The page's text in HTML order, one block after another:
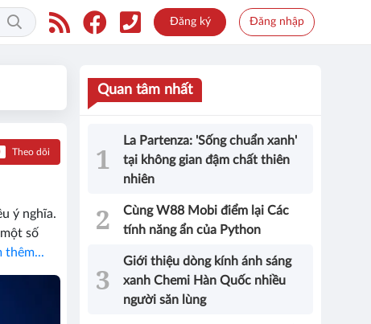
Đăng ký Đăng nhập
Theo dõi
ý nghĩa.
số
thêm...
Quan tâm nhất
La Partenza: 'Sống chuẩn xanh'
tại không gian đậm chất thiên
nhiên
Cùng W88 Mobi điểm lại Các
tính năng ẩn của Python
Giới thiệu dòng kính ánh sáng
xanh Chemi Hàn Quốc nhiều
người săn lùng